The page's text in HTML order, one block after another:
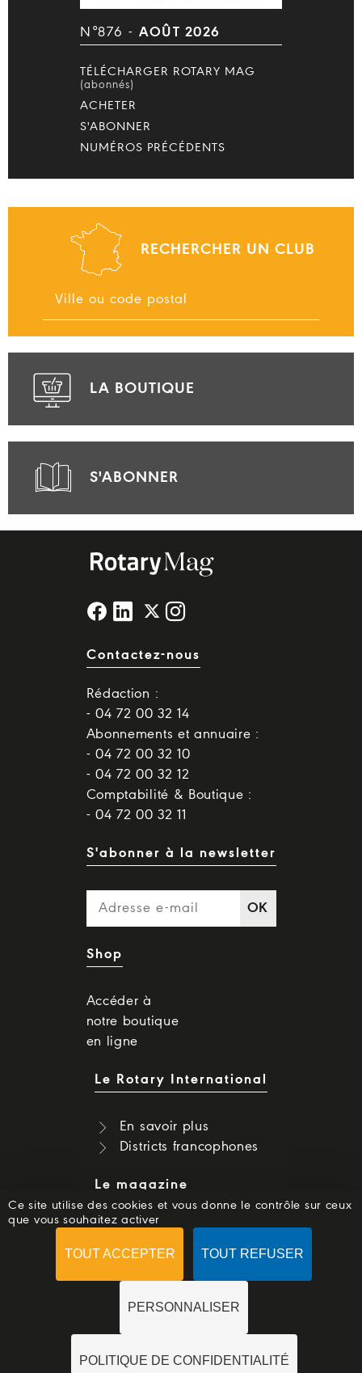
N°876 - AOÛT 2026
TÉLÉCHARGER ROTARY MAG
(abonnés)
ACHETER
S'ABONNER
NUMÉROS PRÉCÉDENTS
RECHERCHER UN CLUB
LA BOUTIQUE
S'ABONNER
Contactez-nous
Rédaction :
- 04 72 00 32 14
Abonnements et annuaire :
- 04 72 00 32 10
- 04 72 00 32 12
Comptabilité & Boutique :
- 04 72 00 32 11
S'abonner à la newsletter
OK
Shop
Accéder à
notre boutique
en ligne
Le Rotary International
En savoir plus
Districts francophones
Le magazine
Dernier numéro
Numéros précédents
ROTARYMAG.ORG -MENTIONS LÉGALES
Ce site utilise des cookies et vous donne le contrôle sur ceux
que vous souhaitez activer
TOUT ACCEPTER TOUT REFUSER
PERSONNALISER
POLITIQUE DE CONFIDENTIALITÉ